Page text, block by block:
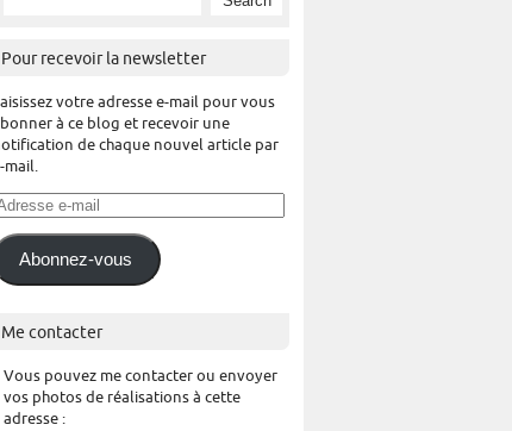
Pour recevoir la newsletter
votre adresse e-mail pour vous
à ce blog et recevoir une
de chaque nouvel article par
mail.
Abonnez-vous
Me contacter
Vous pouvez me contacter ou envoyer
vos photos de réalisations à cette
adresse :